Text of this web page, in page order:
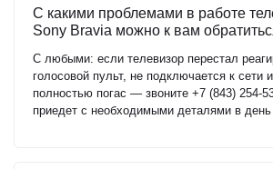
С какими проблемами в работе
Sony Bravia можно к вам
С любыми: если телевизор перестал
голосовой пульт, не подключается к сети
полностью погас — звоните +7 (843) 254-
приедет с необходимыми деталями в день